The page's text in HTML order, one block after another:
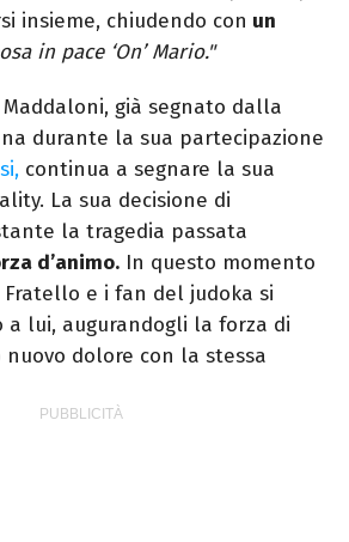
insieme, chiudendo con un
in pace ‘On’ Mario."
già segnato dalla
durante la sua partecipazione
continua a segnare la sua
La sua decisione di
la tragedia passata
d’animo. In questo momento
e i fan del judoka si
lui, augurandogli la forza di
dolore con la stessa